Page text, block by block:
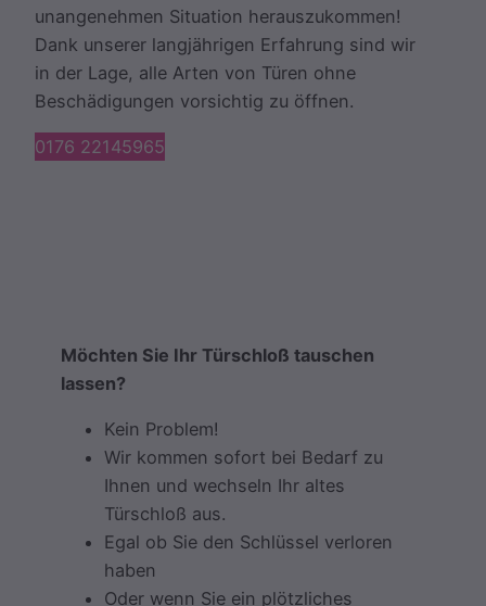
unangenehmen Situation herauszukommen!
Dank unserer langjährigen Erfahrung sind wir
in der Lage, alle Arten von Türen ohne
Beschädigungen vorsichtig zu öffnen.
0176 22145965
Möchten Sie Ihr Türschloß tauschen
lassen?
Kein Problem!
Wir kommen sofort bei Bedarf zu
Ihnen und wechseln Ihr altes
Türschloß aus.
Egal ob Sie den Schlüssel verloren
haben
Oder wenn Sie ein plötzliches